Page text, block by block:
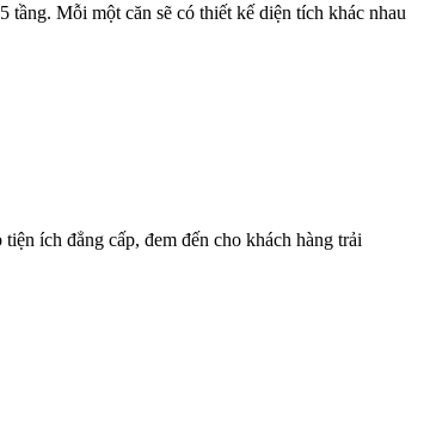
Mỗi một căn sẽ có thiết kế diện tích khác nhau
ích đẳng cấp, đem đến cho khách hàng trải